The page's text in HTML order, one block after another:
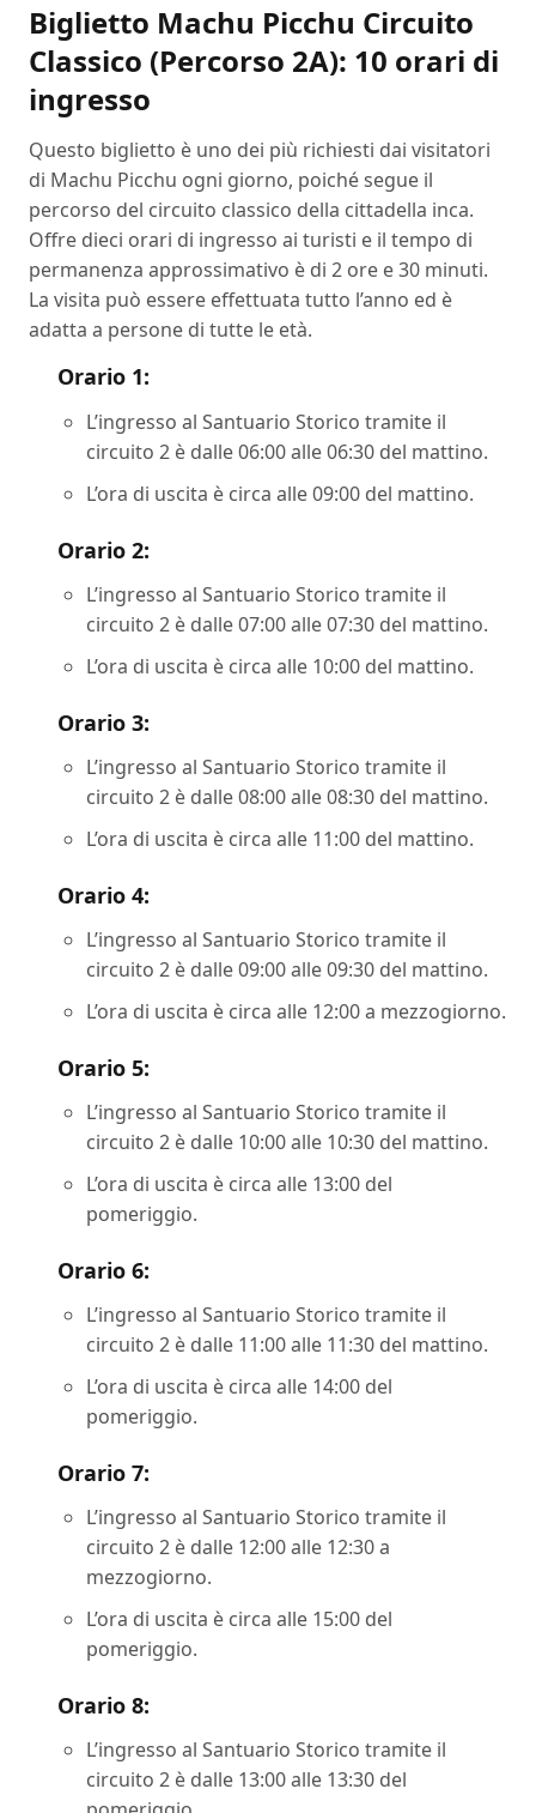
Biglietto Machu Picchu Circuito
Classico (Percorso 2A): 10 orari di
ingresso
Questo biglietto è uno dei più richiesti dai visitatori
di Machu Picchu ogni giorno, poiché segue il
percorso del circuito classico della cittadella inca.
Offre dieci orari di ingresso ai turisti e il tempo di
permanenza approssimativo è di 2 ore e 30 minuti.
La visita può essere effettuata tutto l’anno ed è
adatta a persone di tutte le età.
Orario 1:
L’ingresso al Santuario Storico tramite il
circuito 2 è dalle 06:00 alle 06:30 del mattino.
L’ora di uscita è circa alle 09:00 del mattino.
Orario 2:
L’ingresso al Santuario Storico tramite il
circuito 2 è dalle 07:00 alle 07:30 del mattino.
L’ora di uscita è circa alle 10:00 del mattino.
Orario 3:
L’ingresso al Santuario Storico tramite il
circuito 2 è dalle 08:00 alle 08:30 del mattino.
L’ora di uscita è circa alle 11:00 del mattino.
Orario 4:
L’ingresso al Santuario Storico tramite il
circuito 2 è dalle 09:00 alle 09:30 del mattino.
L’ora di uscita è circa alle 12:00 a mezzogiorno.
Orario 5:
L’ingresso al Santuario Storico tramite il
circuito 2 è dalle 10:00 alle 10:30 del mattino.
L’ora di uscita è circa alle 13:00 del
pomeriggio.
Orario 6:
L’ingresso al Santuario Storico tramite il
circuito 2 è dalle 11:00 alle 11:30 del mattino.
L’ora di uscita è circa alle 14:00 del
pomeriggio.
Orario 7:
L’ingresso al Santuario Storico tramite il
circuito 2 è dalle 12:00 alle 12:30 a
mezzogiorno.
L’ora di uscita è circa alle 15:00 del
pomeriggio.
Orario 8:
L’ingresso al Santuario Storico tramite il
circuito 2 è dalle 13:00 alle 13:30 del